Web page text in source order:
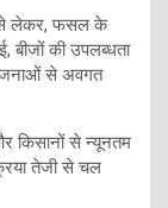
से लेकर, फसल के
की उपलब्धता
से अवगत
किसानों से न्यूनतम
तेजी से चल